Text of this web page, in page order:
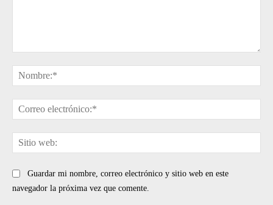
Guardar mi nombre, correo electrónico y sitio web en este
navegador la próxima vez que comente.